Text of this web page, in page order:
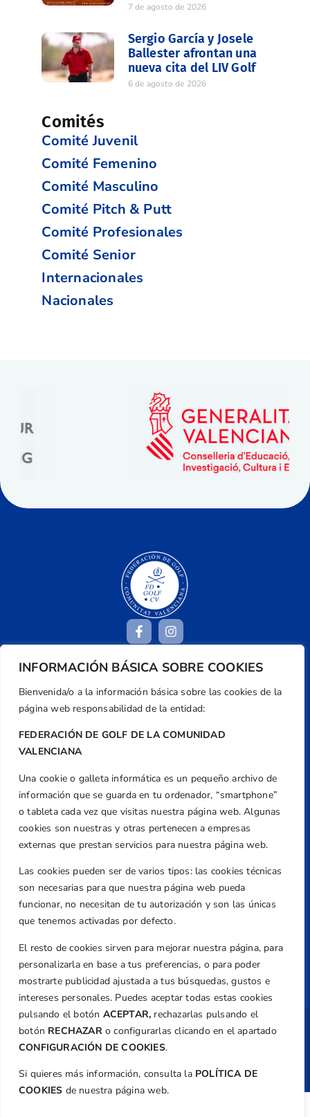
INFORMACIÓN BÁSICA SOBRE COOKIES
Bienvenida/o a la información básica sobre las cookies de la
página web responsabilidad de la entidad:
FEDERACIÓN DE GOLF DE LA COMUNIDAD
VALENCIANA
Una cookie o galleta informática es un pequeño archivo de
información que se guarda en tu ordenador, “smartphone”
o tableta cada vez que visitas nuestra página web. Algunas
cookies son nuestras y otras pertenecen a empresas
externas que prestan servicios para nuestra página web.
Las cookies pueden ser de varios tipos: las cookies técnicas
son necesarias para que nuestra página web pueda
funcionar, no necesitan de tu autorización y son las únicas
que tenemos activadas por defecto.
El resto de cookies sirven para mejorar nuestra página, para
personalizarla en base a tus preferencias, o para poder
mostrarte publicidad ajustada a tus búsquedas, gustos e
intereses personales. Puedes aceptar todas estas cookies
pulsando el botón ACEPTAR, rechazarlas pulsando el
botón RECHAZARo configurarlas clicando en el apartado
CONFIGURACIÓN DE COOKIES.
Si quieres más información, consulta la POLÍTICA DE
COOKIES de nuestra página web.
7 de agosto de 2026
Sergio García y Josele
Ballester afrontan una
nueva cita del LIV Golf
6 de agosto de 2026
Comités
Comité Juvenil
Comité Femenino
Comité Masculino
Comité Pitch & Putt
Comité Profesionales
Comité Senior
Internacionales
Nacionales
Centre de L´Esport, Carrer d'Isaac Peral i
Caballero, Nº 5, Despachos 2 y 3, 46980,
Valencia
+34 961 367 799
Email
federacion@golfcv.com
Aviso Legal
Política de Privacidad
Transparencia
Normativa
Federación
Revista
Copyright ©Federación de Golf de la
Comunitat Valenciana| Diseño: